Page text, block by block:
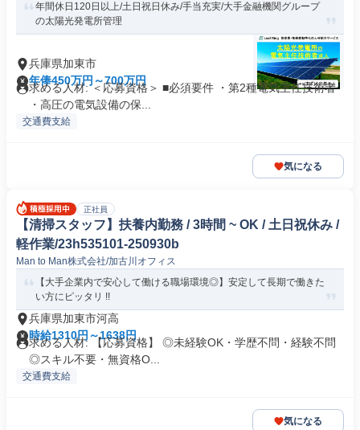
年間休日120日以上/土日祝日休み/手当充実/大手金融機関グループ
の太陽光発電所管理
兵庫県加東市
年俸450万円～700万円
求める人材: ＜応募資格＞ ■必須要件 ・第2種電気主任技術者
・高圧の電気設備の保...
交通費支給
気になる
正社員
【清掃スタッフ】扶養内勤務 / 3時間 ~ OK / 土日祝休み /
軽作業/23h535101-250930b
Man to Man株式会社/加古川オフィス
【大手企業内で安心して働ける職場環境◎】安定して長期で働きた
い方にピッタリ !!
兵庫県加東市河高
時給1310円～1638円
求める人材: 【応募資格】 ◎未経験OK・学歴不問・経験不問
◎スキル不要・無資格O...
交通費支給
気になる